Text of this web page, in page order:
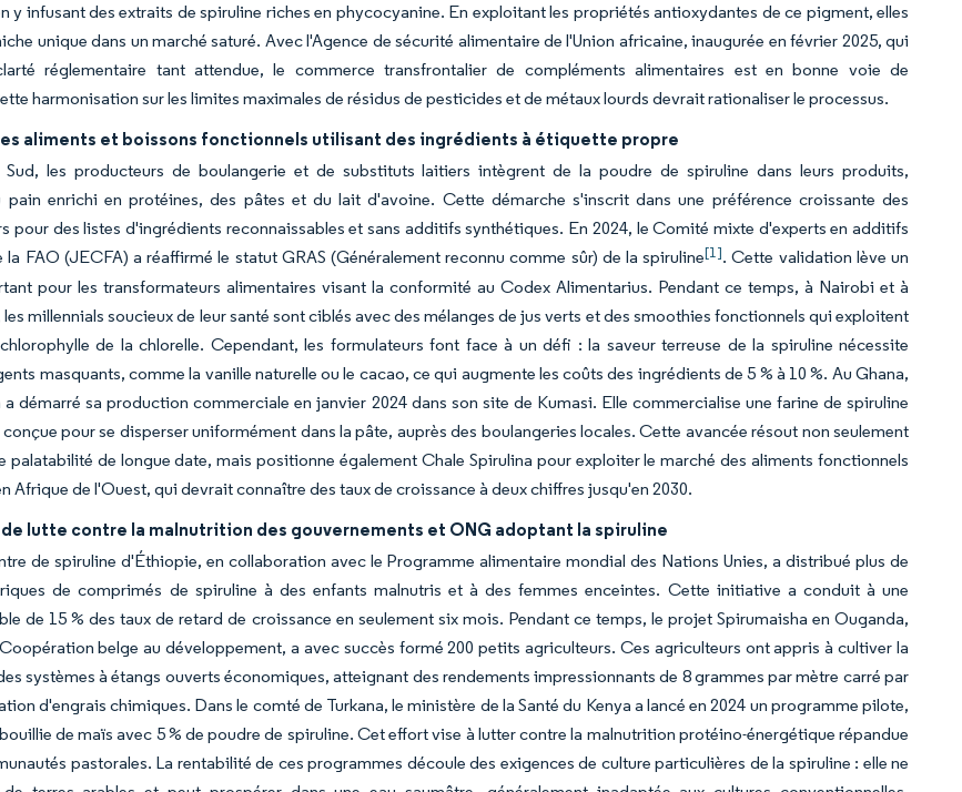
y infusant des extraits de spiruline riches en phycocyanine. En exploitant les propriétés antioxydantes de ce pigment, elles
unique dans un marché saturé. Avec l'Agence de sécurité alimentaire de l'Union africaine, inaugurée en février 2025, qui
réglementaire tant attendue, le commerce transfrontalier de compléments alimentaires est en bonne voie de
harmonisation sur les limites maximales de résidus de pesticides et de métaux lourds devrait rationaliser le processus.
aliments et boissons fonctionnels utilisant des ingrédients à étiquette propre
les producteurs de boulangerie et de substituts laitiers intègrent de la poudre de spiruline dans leurs produits,
pain enrichi en protéines, des pâtes et du lait d'avoine. Cette démarche s'inscrit dans une préférence croissante des
pour des listes d'ingrédients reconnaissables et sans additifs synthétiques. En 2024, le Comité mixte d'experts en additifs
la FAO (JECFA) a réaffirmé le statut GRAS (Généralement reconnu comme sûr) de la spiruline[1]. Cette validation lève un
pour les transformateurs alimentaires visant la conformité au Codex Alimentarius. Pendant ce temps, à Nairobi et à
millennials soucieux de leur santé sont ciblés avec des mélanges de jus verts et des smoothies fonctionnels qui exploitent
de la chlorelle. Cependant, les formulateurs font face à un défi : la saveur terreuse de la spiruline nécessite
masquants, comme la vanille naturelle ou le cacao, ce qui augmente les coûts des ingrédients de 5 % à 10 %. Au Ghana,
a démarré sa production commerciale en janvier 2024 dans son site de Kumasi. Elle commercialise une farine de spiruline
pour se disperser uniformément dans la pâte, auprès des boulangeries locales. Cette avancée résout non seulement
palatabilité de longue date, mais positionne également Chale Spirulina pour exploiter le marché des aliments fonctionnels
Afrique de l'Ouest, qui devrait connaître des taux de croissance à deux chiffres jusqu'en 2030.
lutte contre la malnutrition des gouvernements et ONG adoptant la spiruline
de spiruline d'Éthiopie, en collaboration avec le Programme alimentaire mondial des Nations Unies, a distribué plus de
de comprimés de spiruline à des enfants malnutris et à des femmes enceintes. Cette initiative a conduit à une
de 15 % des taux de retard de croissance en seulement six mois. Pendant ce temps, le projet Spirumaisha en Ouganda,
belge au développement, a avec succès formé 200 petits agriculteurs. Ces agriculteurs ont appris à cultiver la
systèmes à étangs ouverts économiques, atteignant des rendements impressionnants de 8 grammes par mètre carré par
d'engrais chimiques. Dans le comté de Turkana, le ministère de la Santé du Kenya a lancé en 2024 un programme pilote,
de maïs avec 5 % de poudre de spiruline. Cet effort vise à lutter contre la malnutrition protéino-énergétique répandue
pastorales. La rentabilité de ces programmes découle des exigences de culture particulières de la spiruline : elle ne